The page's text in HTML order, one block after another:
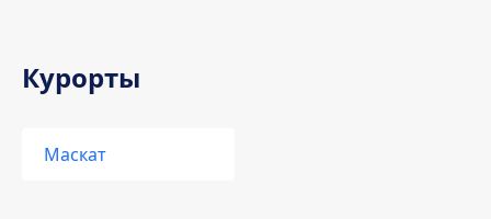
Курорты
Маскат